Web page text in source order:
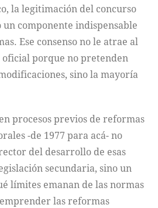
la legitimación del concurso
componente indispensable
Ese consenso no le atrae al
porque no pretenden
sino la mayoría
procesos previos de reformas
-de 1977 para acá- no
del desarrollo de esas
secundaria, sino un
límites emanan de las normas
las reformas